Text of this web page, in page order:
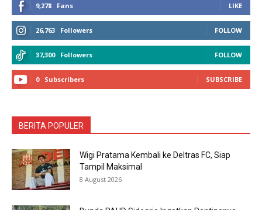
9,278 Fans LIKE
26,763 Followers FOLLOW
37,300 Followers FOLLOW
0 Subscribers SUBSCRIBE
BERITA POPULER
Wigi Pratama Kembali ke Deltras FC, Siap
Tampil Maksimal
8 August 2026